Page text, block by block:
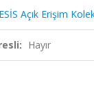
Açık Erişim
Hayır